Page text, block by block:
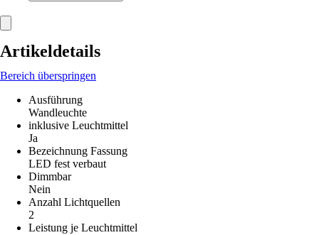
Artikeldetails
Bereich überspringen
Ausführung
Wandleuchte
inklusive Leuchtmittel
Ja
Bezeichnung Fassung
LED fest verbaut
Dimmbar
Nein
Anzahl Lichtquellen
2
Leistung je Leuchtmittel